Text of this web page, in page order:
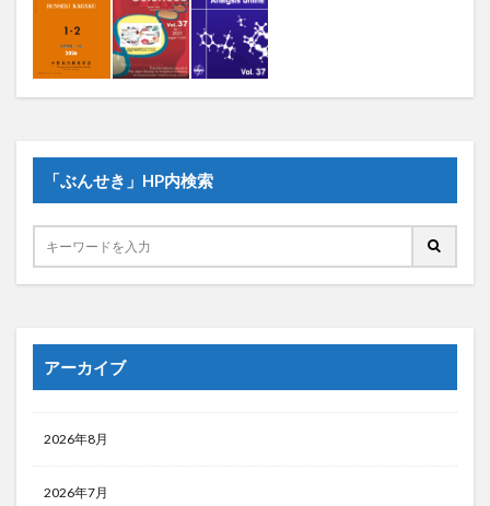
「ぶんせき」HP内検索
アーカイブ
2026年8月
2026年7月